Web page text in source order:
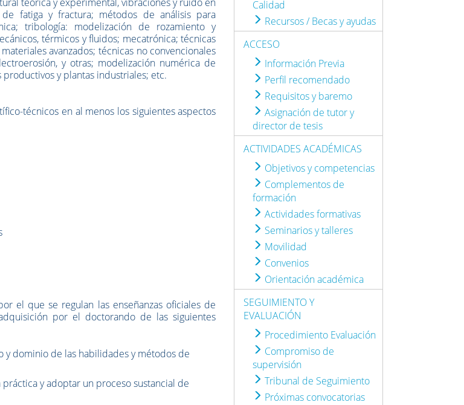
fatiga y fractura; métodos de análisis para
tribología: modelización de rozamiento y
térmicos y fluidos; mecatrónica; técnicas
avanzados; técnicas no convencionales
y otras; modelización numérica de
y plantas industriales; etc.
técnicos en al menos los siguientes aspectos
el que se regulan las enseñanzas oficiales de
por el doctorando de las siguientes
y dominio de las habilidades y métodos de
y adoptar un proceso sustancial de
Calidad
Recursos / Becas y ayudas
ACCESO
Información Previa
Perfil recomendado
Requisitos y baremo
Asignación de tutor y
director de tesis
ACTIVIDADES ACADÉMICAS
Objetivos y competencias
Complementos de
formación
Actividades formativas
Seminarios y talleres
Movilidad
Convenios
Orientación académica
SEGUIMIENTO Y
EVALUACIÓN
Procedimiento Evaluación
Compromiso de
supervisión
Tribunal de Seguimiento
Próximas convocatorias